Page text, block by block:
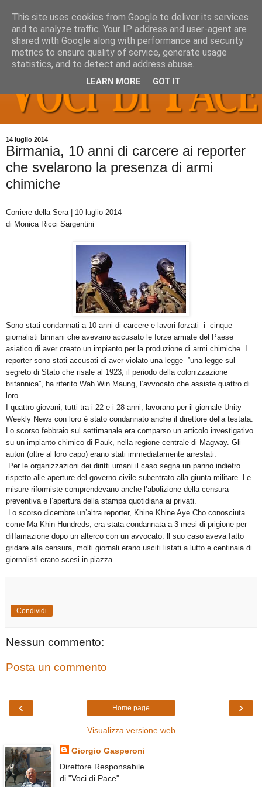
14 luglio 2014
Birmania, 10 anni di carcere ai reporter
che svelarono la presenza di armi
chimiche
Corriere della Sera | 10 luglio 2014
di Monica Ricci Sargentini
Sono stati condannati a 10 anni di carcere e lavori forzati i cinque
giornalisti birmani che avevano accusato le forze armate del Paese
asiatico di aver creato un impianto per la produzione di armi chimiche. I
reporter sono stati accusati di aver violato una legge ”una legge sul
segreto di Stato che risale al 1923, il periodo della colonizzazione
britannica”, ha riferito Wah Win Maung, l’avvocato che assiste quattro di
loro.
I quattro giovani, tutti tra i 22 e i 28 anni, lavorano per il giornale Unity
Weekly News con loro è stato condannato anche il direttore della testata.
Lo scorso febbraio sul settimanale era comparso un articolo investigativo
su un impianto chimico di Pauk, nella regione centrale di Magway. Gli
autori (oltre al loro capo) erano stati immediatamente arrestati.
Per le organizzazioni dei diritti umani il caso segna un panno indietro
rispetto alle aperture del governo civile subentrato alla giunta militare. Le
misure riformiste comprendevano anche l’abolizione della censura
preventiva e l’apertura della stampa quotidiana ai privati.
Lo scorso dicembre un’altra reporter, Khine Khine Aye Cho conosciuta
come Ma Khin Hundreds, era stata condannata a 3 mesi di prigione per
diffamazione dopo un alterco con un avvocato. ll suo caso aveva fatto
gridare alla censura, molti giornali erano usciti listati a lutto e centinaia di
giornalisti erano scesi in piazza.
Condividi
Nessun commento:
Posta un commento
‹ ›
Home page
Visualizza versione web
Giorgio Gasperoni
Direttore Responsabile
di "Voci di Pace"
This site uses cookies from Google to deliver its services
and to analyze traffic. Your IP address and user-agent are
shared with Google along with performance and security
metrics to ensure quality of service, generate usage
statistics, and to detect and address abuse.
LEARN MORE GOT IT